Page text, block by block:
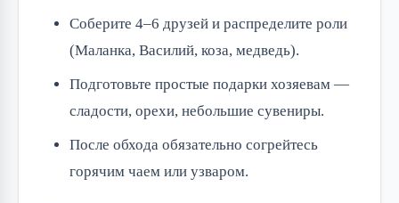
Соберите 4–6 друзей и распределите роли
(Маланка, Василий, коза, медведь).
Подготовьте простые подарки хозяевам —
сладости, орехи, небольшие сувениры.
После обхода обязательно согрейтесь
горячим чаем или узваром.